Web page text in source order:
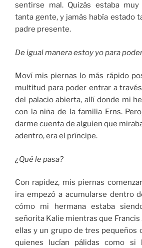
sentirse mal. Quizás estaba
tanta gente, y jamás había estado
padre presente.
De igual manera estoy yo para
Moví mis piernas lo más rápido
multitud para poder entrar a
del palacio abierta, allí donde mi
con la niña de la familia Erns.
darme cuenta de alguien que
adentro, era el príncipe.
¿Qué le pasa?
Con rapidez, mis piernas
ira empezó a acumularse dentro
cómo mi hermana estaba
señorita Kalie mientras que
ellas y un grupo de tres pequeños
quienes lucían pálidas como si